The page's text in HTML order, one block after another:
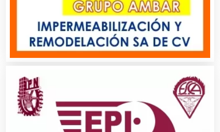
Aluminio
Ambulancias
Análisis Clínicos